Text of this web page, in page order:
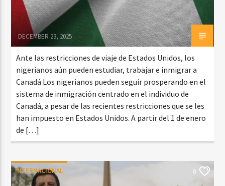
DECEMBER 23, 2025
Ante las restricciones de viaje de Estados Unidos, los
nigerianos aún pueden estudiar, trabajar e inmigrar a
Canadá Los nigerianos pueden seguir prosperando en el
sistema de inmigración centrado en el individuo de
Canadá, a pesar de las recientes restricciones que se les
han impuesto en Estados Unidos. A partir del 1 de enero
de […]
INTERNACIONAL 0